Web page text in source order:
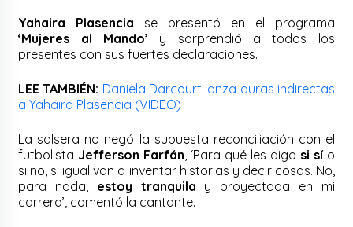
Yahaira Plasencia se presentó en el programa
‘Mujeres al Mando’ y sorprendió a todos los
presentes con sus fuertes declaraciones.
LEE TAMBIÉN: Daniela Darcourt lanza duras indirectas
a Yahaira Plasencia (VIDEO)
La salsera no negó la supuesta reconciliación con el
futbolista Jefferson Farfán , ‘Para qué les digo si sío
si no, si igual van a inventar historias y decir cosas. No,
para nada, estoy tranquila y proyectada en mi
carrera’, comentó la cantante.